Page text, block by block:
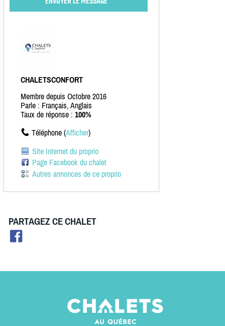
CHALETSCONFORT
Membre depuis Octobre 2016
Parle : Français, Anglais
Taux de réponse : 100%
Téléphone (Afficher)
Site Internet du proprio
Page Facebook du chalet
Autres annonces de ce proprio
PARTAGEZ CE CHALET